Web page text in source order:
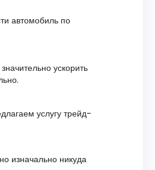
автомобиль по
ускорить
услугу трейд-
изначально никуда